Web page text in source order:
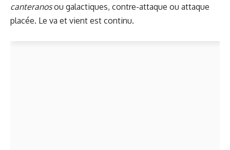
canteranosou galactiques, contre-attaque ou attaque
placée. Le va et vient est continu.